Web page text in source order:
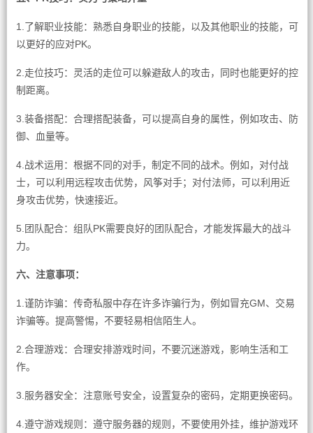
1.了解职业技能：熟悉自身职业的技能，以及其他职业的技能，可
以更好的应对PK。
2.走位技巧：灵活的走位可以躲避敌人的攻击，同时也能更好的控
制距离。
3.装备搭配：合理搭配装备，可以提高自身的属性，例如攻击、防
御、血量等。
4.战术运用：根据不同的对手，制定不同的战术。例如，对付战
士，可以利用远程攻击优势，风筝对手；对付法师，可以利用近
身攻击优势，快速接近。
5.团队配合：组队PK需要良好的团队配合，才能发挥最大的战斗
力。
六、注意事项：
1.谨防诈骗：传奇私服中存在许多诈骗行为，例如冒充GM、交易
诈骗等。提高警惕，不要轻易相信陌生人。
2.合理游戏：合理安排游戏时间，不要沉迷游戏，影响生活和工
作。
3.服务器安全：注意账号安全，设置复杂的密码，定期更换密码。
4.遵守游戏规则：遵守服务器的规则，不要使用外挂，维护游戏环